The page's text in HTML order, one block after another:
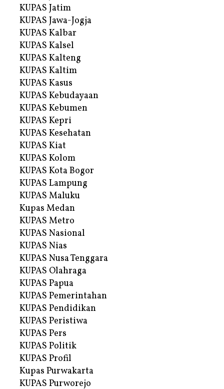
KUPAS Jatim
KUPAS Jawa-Jogja
KUPAS Kalbar
KUPAS Kalsel
KUPAS Kalteng
KUPAS Kaltim
KUPAS Kasus
KUPAS Kebudayaan
KUPAS Kebumen
KUPAS Kepri
KUPAS Kesehatan
KUPAS Kiat
KUPAS Kolom
KUPAS Kota Bogor
KUPAS Lampung
KUPAS Maluku
Kupas Medan
KUPAS Metro
KUPAS Nasional
KUPAS Nias
KUPAS Nusa Tenggara
KUPAS Olahraga
KUPAS Papua
KUPAS Pemerintahan
KUPAS Pendidikan
KUPAS Peristiwa
KUPAS Pers
KUPAS Politik
KUPAS Profil
Kupas Purwakarta
KUPAS Purworejo